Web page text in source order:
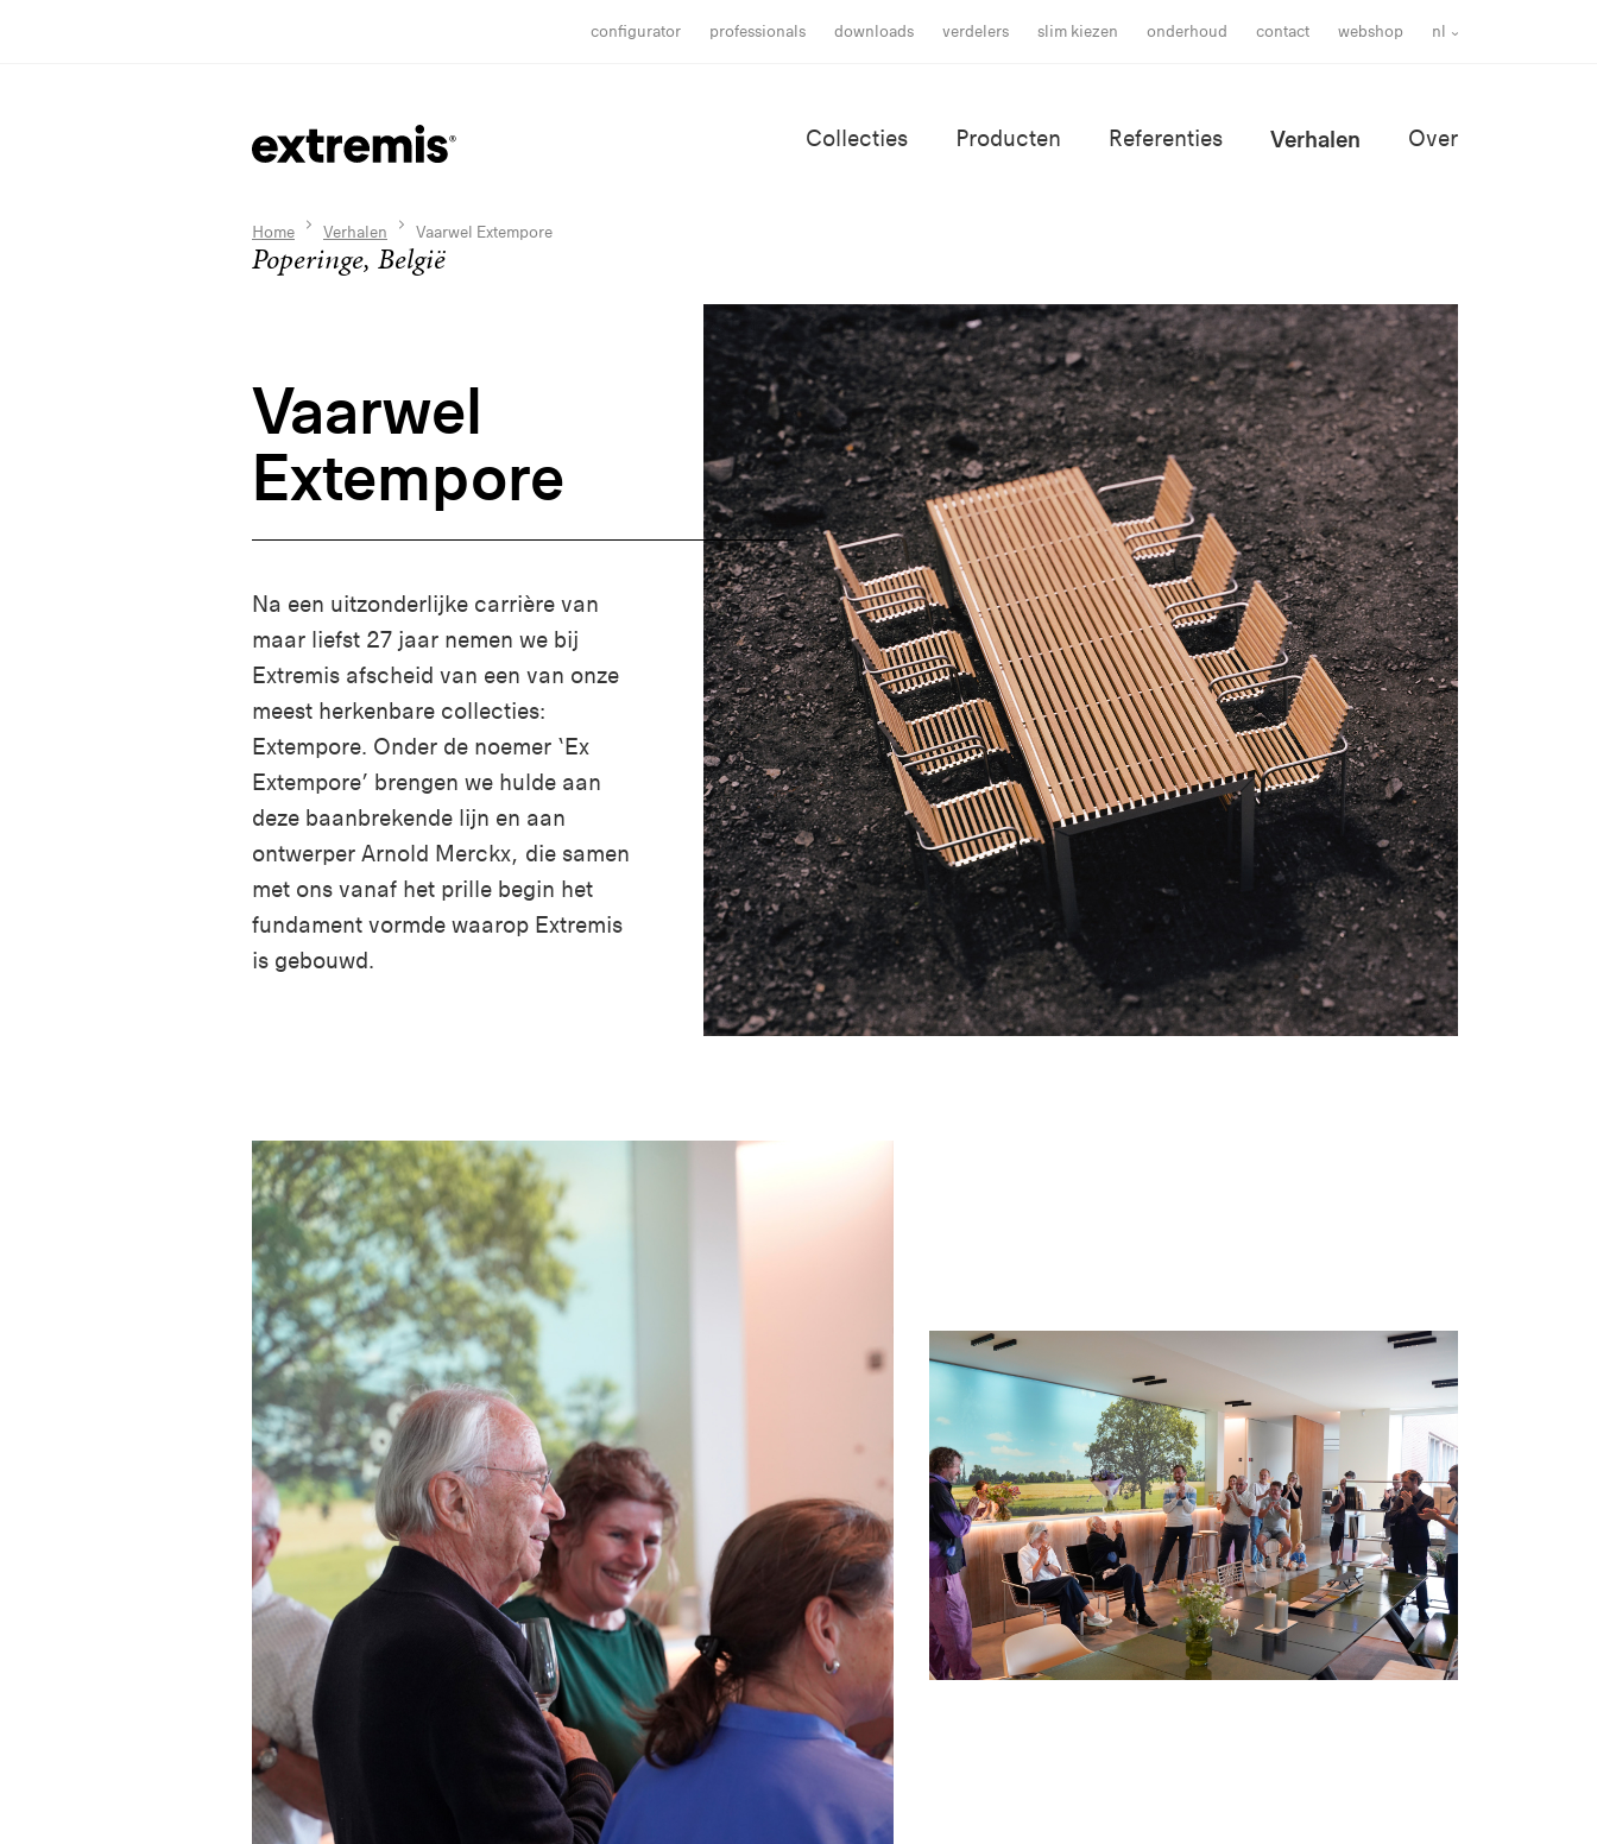
configurator professionals downloads verdelers slim kiezen onderhoud contact webshop nl
Collecties Producten Referenties Verhalen Over
Home Verhalen Vaarwel Extempore
Poperinge, België
Vaarwel
Extempore
Na een uitzonderlijke carrière van
maar liefst 27 jaar nemen we bij
Extremis afscheid van een van onze
meest herkenbare collecties:
Extempore. Onder de noemer ‘Ex
Extempore’ brengen we hulde aan
deze baanbrekende lijn en aan
ontwerper Arnold Merckx, die samen
met ons vanaf het prille begin het
fundament vormde waarop Extremis
is gebouwd.